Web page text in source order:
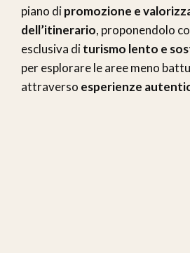
piano dipromozione e
dell’itinerario, proponendolo
esclusiva diturismo lento e
per esplorare le aree meno
attraverso esperienze